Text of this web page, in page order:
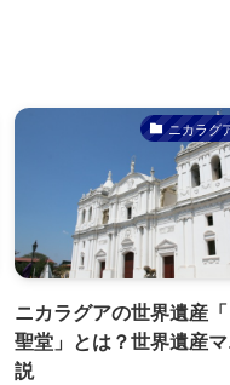
ニカラグ
ニカラグアの世界遺産
聖堂」とは？世界遺産
説